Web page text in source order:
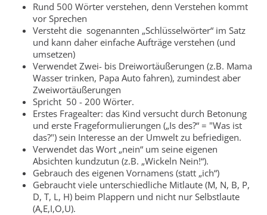
Rund 500 Wörter verstehen, denn Verstehen kommt
vor Sprechen
Versteht die sogenannten „Schlüsselwörter“ im Satz
und kann daher einfache Aufträge verstehen (und
umsetzen)
Verwendet Zwei- bis Dreiwortäußerungen (z.B. Mama
Wasser trinken, Papa Auto fahren), zumindest aber
Zweiwortäußerungen
Spricht 50 - 200 Wörter.
Erstes Fragealter: das Kind versucht durch Betonung
und erste Frageformulierungen („Is des?“ = "Was ist
das?") sein Interesse an der Umwelt zu befriedigen.
Verwendet das Wort „nein“ um seine eigenen
Absichten kundzutun (z.B. „Wickeln Nein!“).
Gebrauch des eigenen Vornamens (statt „ich“)
Gebraucht viele unterschiedliche Mitlaute (M, N, B, P,
D, T, L, H) beim Plappern und nicht nur Selbstlaute
(A,E,I,O,U).